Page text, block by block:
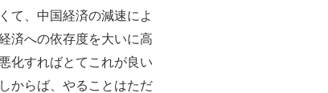
て、中国経済の減速によ
済への依存度を大いに高
化すればとてこれが良い
からば、やることはただ